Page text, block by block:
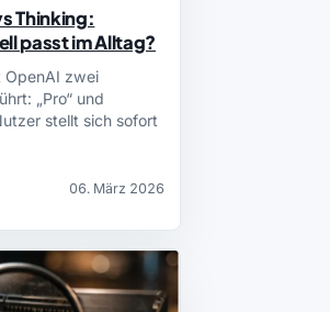
Thinking:
passt im Alltag?
zwei
„Pro“ und
stellt sich sofort
06. März 2026